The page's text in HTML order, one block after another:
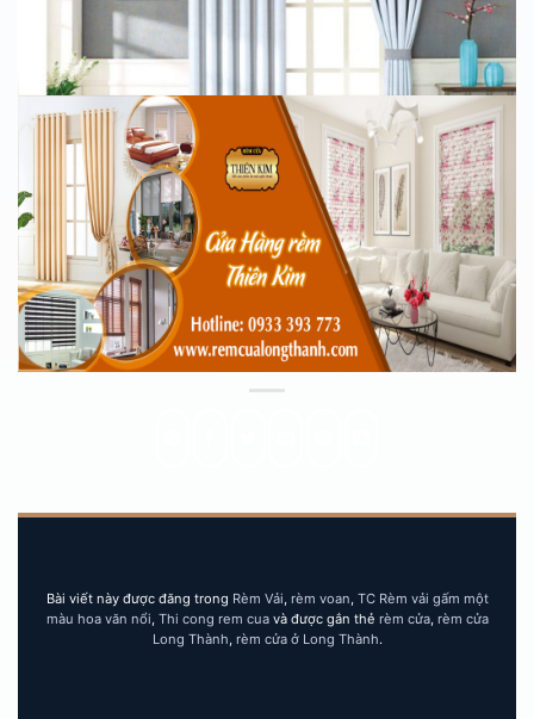
Bài viết này được đăng trong Rèm Vải rèm voan TC Rèm vải gấm một
màu hoa văn nổi Thi cong rem cuavà được gắn thẻ rèm cửa, rèm cửa
Long Thành rèm cửa ở Long Thành.